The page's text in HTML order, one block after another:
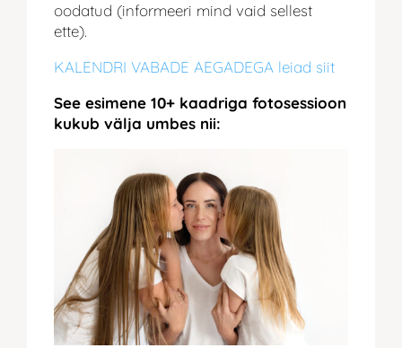
oodatud (informeeri mind vaid sellest
ette).
KALENDRI VABADE AEGADEGA leiad siit
See esimene 10+ kaadriga fotosessioon
kukub välja umbes nii: